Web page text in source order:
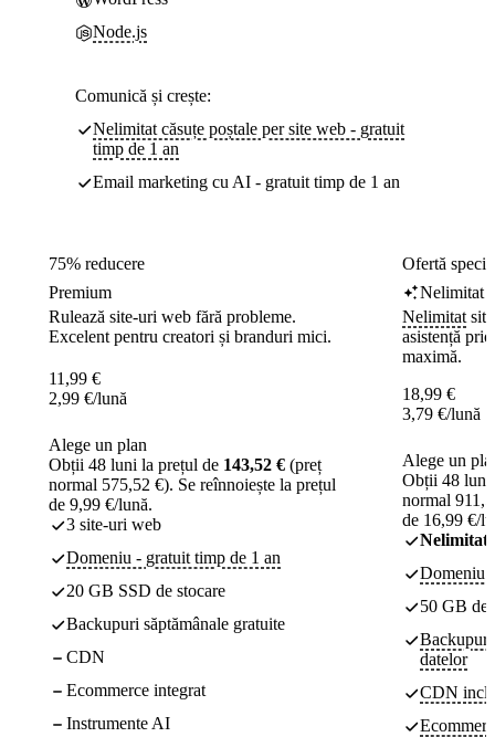
Node.js
Comunică și crește:
Nelimitat căsuțe poștale per site web - gratuit
timp de 1 an
Email marketing cu AI - gratuit timp de 1 an
75% reducere
Premium
Rulează site-uri web fără probleme.
Excelent pentru creatori și branduri mici.
11,99 €
2,99 €/lună
Alege un plan
Obții 48 luni la prețul de 143,52 € (preț
normal 575,52 €). Se reînnoiește la prețul
de 9,99 €/lună.
3 site-uri web
Domeniu - gratuit timp de 1 an
20 GB SSD de stocare
Backupuri săptămânale gratuite
CDN
Ecommerce integrat
Instrumente AI
Ofertă
Nelimitat
Nelimitat
asistență
maximă.
18,99 €
3,79 €/lună
Alege un
Obții 48 luni
normal
de 16,99 €/
Nelimitat
Domeniu
50 GB de
Backupuri
datelor
CDN